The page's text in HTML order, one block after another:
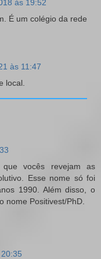
às 19:52
É um colégio da rede
às 11:47
local.
que vocês revejam as
Esse nome só foi
1990. Além disso, o
nome Positivest/PhD.